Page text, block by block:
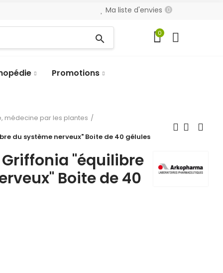
Ma liste d'envies 0
search 0
Promotions
médecine par les plantes
du système nerveux" Boite de 40 gélules
Griffonia "équilibre
Boite de 40